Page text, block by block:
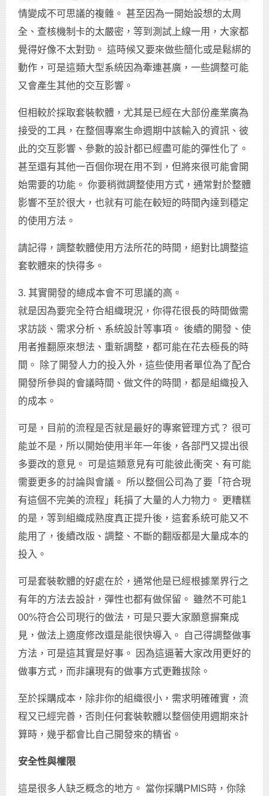
情變成不可思議的複雜。 甚至因為一開始設想的太周
全、查核機制卡的太嚴密，等到測試上線一用，大家都
覺得好像不太對勁。 這時候又要來做些簡化或是鬆綁的
動作，可是這類大型系統因為牽連甚廣，一些調整可能
又會產生其他的交互影響。
但相較於採取套裝軟體，尤其是已經在大部份產業廣為
接受的工具，在整個專案生命週期中該輸入的資訊、彼
此的交互影響、參數的設計都已經盡可能的彈性化了。
甚至還有其他一百個你現在用不到，但將來很可能會開
始需要的功能。 你要稍微調整使用方式，通常對於整體
影響不至於很大，也就有可能在較短的時間內達到穩定
的使用方法。
請記得，調整軟體使用方法所花的時間，絕對比調整這
套軟體來的快得多。
3. 其實開發的總成本會不可思議的高。
就是因為要完全符合組織現況，你得花很長的時間做需
求訪談、需求分析、系統設計等事項。 後續的開發、使
用者推翻原來想法、重新調整，都可能在花去極長的時
間。 除了開發人力的投入外，這些使用者單位為了配合
開發所參與的會議時間、做文件的時間，都是組織投入
的成本。
可是，目前的流程是否就是最好的專案管理方式？ 很可
能並不是，所以開始使用半年一年後，各部門又提出很
多要改的意見。 可是這類意見有可能彼此衝突、有可能
需要更多的討論與會議。 所以整個公司為了要「符合現
有這個不完美的流程」耗損了大量的人力物力。 更糟糕
的是，等到組織成熟度真正提升後，這套系統可能又不
能用了，後續改版、調整、不斷的翻版都是大量成本的
投入。
可是套裝軟體的好處在於，通常他是已經根據業界行之
有年的方法去設計，彈性也都有做保留。 雖然不可能1
00%符合公司現行的做法，可是只要大家願意摒棄成
見，做法上適度修改還是能很快導入。 自己得調整做事
方法，可是這其實是好事。 因為這逼著大家改用更好的
做事方式，而非讓現有的做事方式更難拔除。
至於採購成本，除非你的組織很小，需求明確確實，流
程又已經完善，否則任何套裝軟體以整個使用週期來計
算時，幾乎都會比自己開發來的精省。
安全性與權限
這是很多人缺乏概念的地方。 當你採購PMIS時，你除